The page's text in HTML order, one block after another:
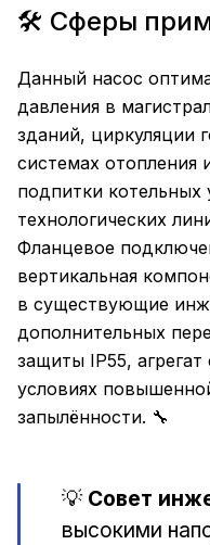
🛠️ Сферы
Данный насос
давления в
зданий, циркуляции
системах отопления
подпитки котельных
технологических
Фланцевое
вертикальная
в существующие
дополнительных
защиты IP55, агрегат
условиях
запылённости. 🔧
💡 Совет
высокими